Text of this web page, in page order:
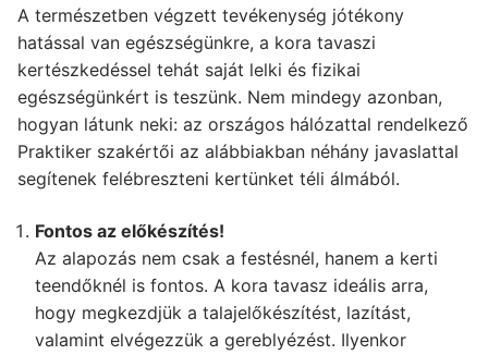
A természetben végzett tevékenység jótékony
hatással van egészségünkre, a kora tavaszi
kertészkedéssel tehát saját lelki és fizikai
egészségünkért is teszünk. Nem mindegy azonban,
hogyan látunk neki: az országos hálózattal rendelkező
Praktiker szakértői az alábbiakban néhány javaslattal
segítenek felébreszteni kertünket téli álmából.
Fontos az előkészítés!
Az alapozás nem csak a festésnél, hanem a kerti
teendőknél is fontos. A kora tavasz ideális arra,
hogy megkezdjük a talajelőkészítést, lazítást,
valamint elvégezzük a gereblyézést. Ilyenkor